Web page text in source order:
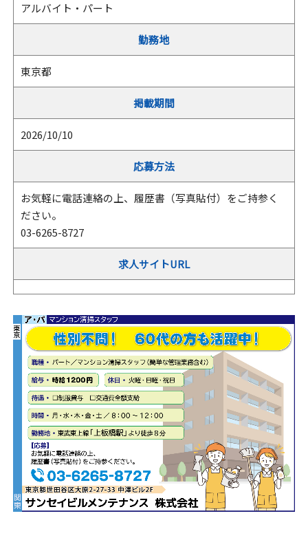
アルバイト・パート
勤務地
東京都
掲載期間
2026/10/10
応募方法
お気軽に電話連絡の上、履歴書（写真貼付）をご持参く
ださい。
03-6265-8727
求人サイトURL